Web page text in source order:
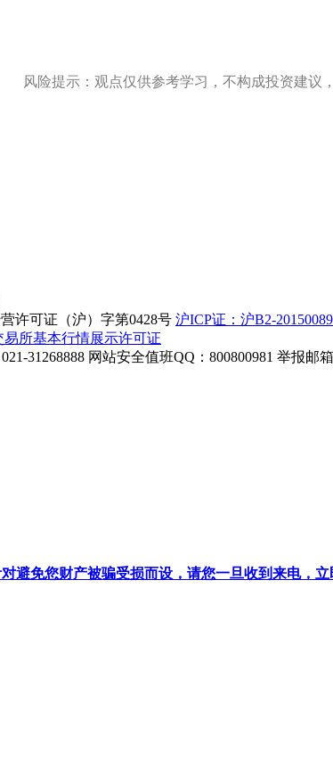
风险提示：观点仅供参考学习，不构成投资建议
许可证（沪）字第0428号 沪ICP证：沪B2-20150089
易所基本行情展示许可证
31268888 网站安全值班QQ：800800981 举报邮箱
避免您财产被骗受损而设，请您一旦收到来电，立